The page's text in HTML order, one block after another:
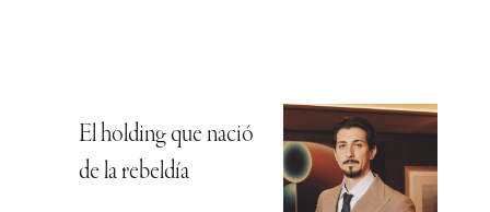
El holding que nació
de la rebeldía